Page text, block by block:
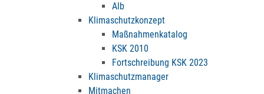
Alb
Klimaschutzkonzept
Maßnahmenkatalog
KSK 2010
Fortschreibung KSK 2023
Klimaschutzmanager
Mitmachen